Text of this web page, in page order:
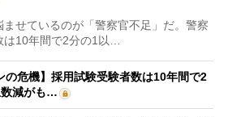
せているのが「警察官不足」だ。警察
は10年間で2分の1以…
の危機】採用試験受験者数は10年間で2
減がも…